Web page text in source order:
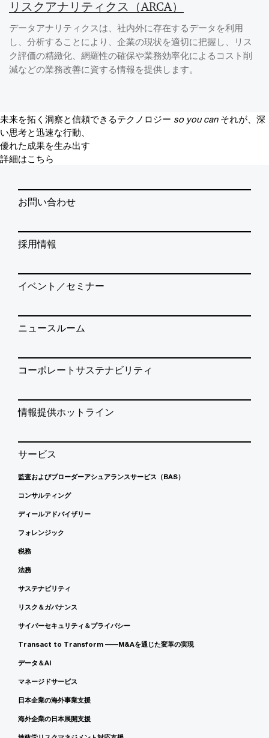
リスクアナリティクス（ARCA）
データアナリティクスは、社内外に存在するデータを利用
し、分析することにより、企業の現状を適切に把握し、リス
ク評価の精緻化、網羅性の確保や業務効率化によるコスト削
減などの業務改善に資する情報を提供します。
未来を拓く洞察と信頼できるテクノロジー so you can それが、深
い思考と迅速な行動、
優れた成果を生み出す
詳細はこちら
お問い合わせ
採用情報
イベント／セミナー
ニュースルーム
コーポレートサステナビリティ
情報提供ホットライン
サービス
監査およびブローダーアシュアランスサービス（BAS）
コンサルティング
ディールアドバイザリー
フォレンジック
税務
法務
サステナビリティ
リスク＆ガバナンス
サイバーセキュリティ＆プライバシー
Transact to Transform ――M&Aを通じた変革の実現
データ＆AI
マネージドサービス
日本企業の海外事業支援
海外企業の日本展開支援